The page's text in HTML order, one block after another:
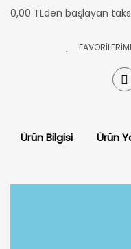
0,00 TLden başlayan
Ürün Bilgisi Ürün